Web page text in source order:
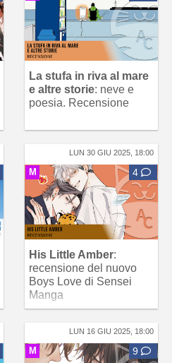
La stufa in riva al mare
e altre storie: neve e
poesia. Recensione
LUN 30 GIU 2025, 18:00
M 4
His Little Amber:
recensione del nuovo
Boys Love di Sensei
Manga
LUN 16 GIU 2025, 18:00
M 9